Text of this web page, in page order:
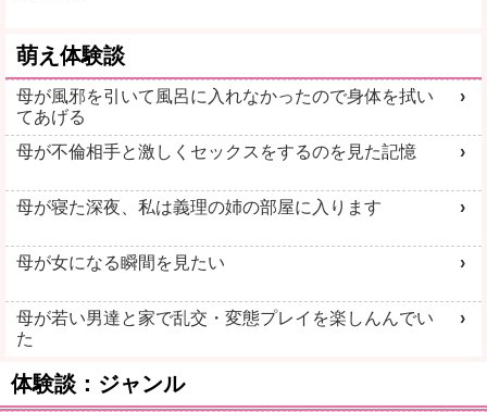
萌え体験談
母が風邪を引いて風呂に入れなかったので身体を拭い
てあげる
母が不倫相手と激しくセックスをするのを見た記憶
母が寝た深夜、私は義理の姉の部屋に入ります
母が女になる瞬間を見たい
母が若い男達と家で乱交・変態プレイを楽しんんでい
た
体験談：ジャンル